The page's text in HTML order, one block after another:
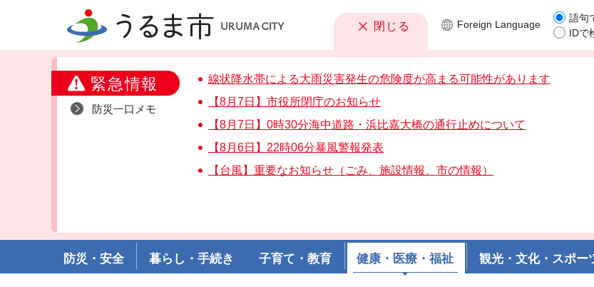
うるま市 閉じる
緊急情報
防災一口メモ
線状降水帯による大雨災害発生の危険度が高まる可能性があります
【8月7日】市役所閉庁のお知らせ
【8月7日】0時30分海中道路・浜比嘉大橋の通行止めについて
【8月6日】22時06分暴風警報発表
【台風】重要なお知らせ（ごみ、施設情報、市の情報）
Foreign Language
語句
IDで
防災・安全 暮らし・手続き 子育て・教育 健康・医療・福祉 観光・文化・スポー